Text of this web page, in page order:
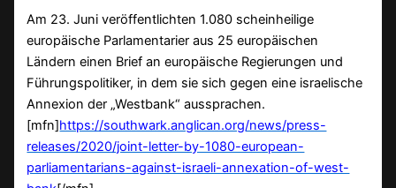
Am 23. Juni veröffentlichten 1.080 scheinheilige
europäische Parlamentarier aus 25 europäischen
Ländern einen Brief an europäische Regierungen und
Führungspolitiker, in dem sie sich gegen eine israelische
Annexion der „Westbank“ aussprachen.
[mfn]https://southwark.anglican.org/news/press-
releases/2020/joint-letter-by-1080-european-
parliamentarians-against-israeli-annexation-of-west-